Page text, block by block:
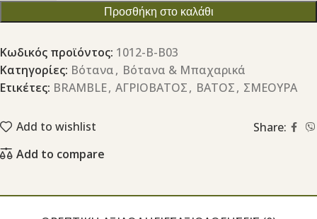
Προσθήκη στο καλάθι
Κωδικός προϊόντος: 1012-Β-B03
Κατηγορίες: Βότανα, Βότανα & Μπαχαρικά
Ετικέτες: BRAMBLE, ΑΓΡΙΟΒΑΤΟΣ, ΒΑΤΟΣ, ΣΜΕΟΥΡΑ
Add to wishlist
Share:
Add to compare